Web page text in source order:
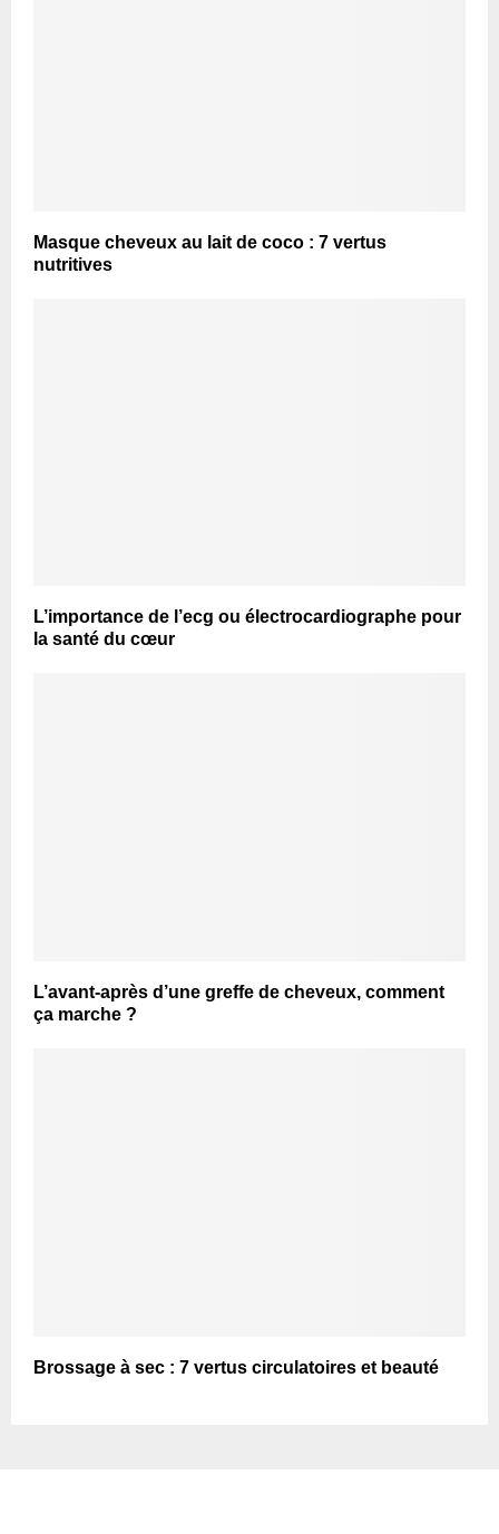
Masque cheveux au lait de coco : 7 vertus
nutritives
L’importance de l’ecg ou électrocardiographe pour
la santé du cœur
L’avant-après d’une greffe de cheveux, comment
ça marche ?
Brossage à sec : 7 vertus circulatoires et beauté